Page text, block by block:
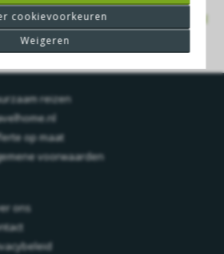
reis- en annuleringsverzekering
kortlopende reis- en
reizen
op maat
voorwaarden
ons
Weigeren
cookievoorkeuren